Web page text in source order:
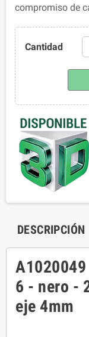
compromiso de
Cantidad
DESCRIPCIÓN
A1020049
6 - nero -
eje 4mm